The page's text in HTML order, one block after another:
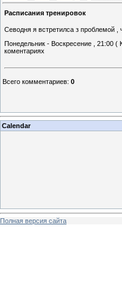
Расписания тренировок
Севодня я встретилса з проблемой ,
Понедельник - Воскресение , 21:00
коментариях
Всего комментариев: 0
Calendar
Полная версия сайта